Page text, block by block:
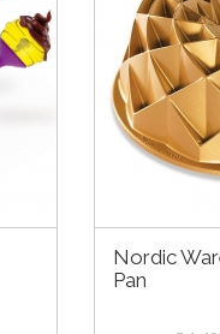
Nordic
Pan